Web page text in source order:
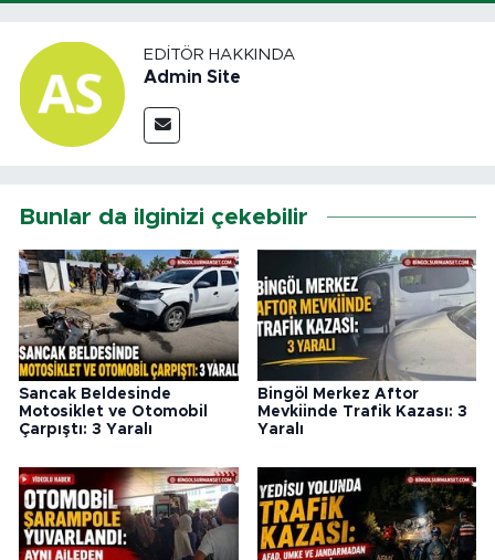
EDITÖR HAKKINDA
Admin Site
Bunlar da ilginizi çekebilir
Sancak Beldesinde
Motosiklet ve Otomobil
Çarpıştı: 3 Yaralı
Bingöl Merkez Aftor
Mevkiinde Trafik Kazası: 3
Yaralı